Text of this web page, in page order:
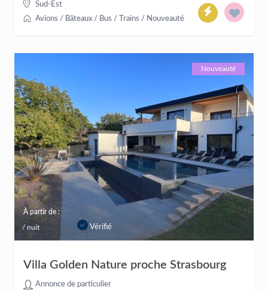
Sud-Est
Avions / Bâteaux / Bus / Trains / Nouveauté
À partir de :
/ nuit
Nouveauté
Vérifié
Villa Golden Nature proche Strasbourg
Annonce de particulier